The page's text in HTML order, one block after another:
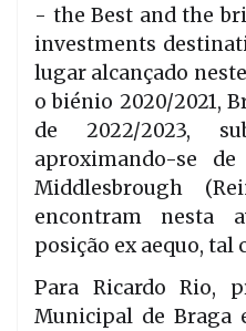
- the Best and the
investments
lugar alcançado
o biénio 2020/2021,
de 2022/2023,
aproximando-se
Middlesbrough
encontram nesta
posição ex aequo, tal
Para Ricardo Rio,
Municipal de Braga